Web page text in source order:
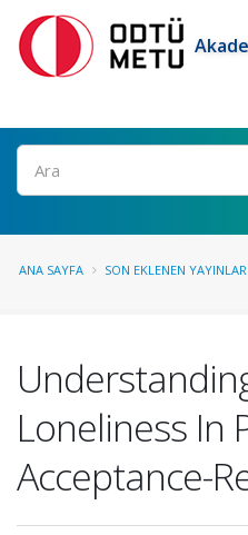
Ara
ANA SAYFA SON EKLENEN YAYINLAR
Loneliness In
Acceptance-